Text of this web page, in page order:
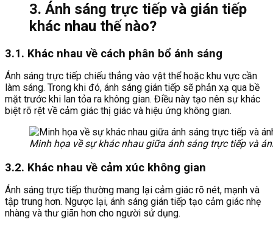
3. Ánh sáng trực tiếp và gián tiếp
khác nhau thế nào?
3.1. Khác nhau về cách phân bổ ánh sáng
Ánh sáng trực tiếp chiếu thẳng vào vật thể hoặc khu vực cần
làm sáng. Trong khi đó, ánh sáng gián tiếp sẽ phản xạ qua bề
mặt trước khi lan tỏa ra không gian. Điều này tạo nên sự khác
biệt rõ rệt về cảm giác thị giác và hiệu ứng không gian.
Minh họa về sự khác nhau giữa ánh sáng trực tiếp và
3.2. Khác nhau về cảm xúc không gian
Ánh sáng trực tiếp thường mang lại cảm giác rõ nét, mạnh và
tập trung hơn. Ngược lại, ánh sáng gián tiếp tạo cảm giác nhẹ
nhàng và thư giãn hơn cho người sử dụng.